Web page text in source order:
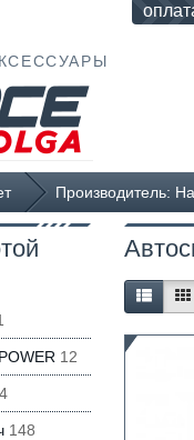
Производитель:
12
148